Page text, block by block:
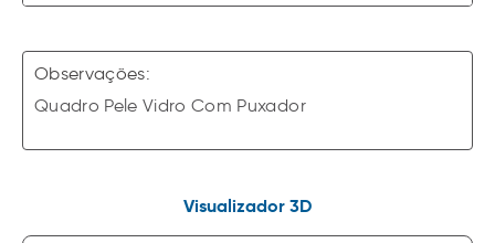
Observações:
Quadro Pele Vidro Com Puxador
Visualizador 3D